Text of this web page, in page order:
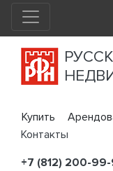
Купить
Контакты
+7 (812) 200-